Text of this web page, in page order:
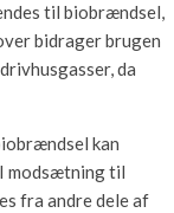
til biobrændsel,
bidrager brugen
da
kan
modsætning til
fra andre dele af